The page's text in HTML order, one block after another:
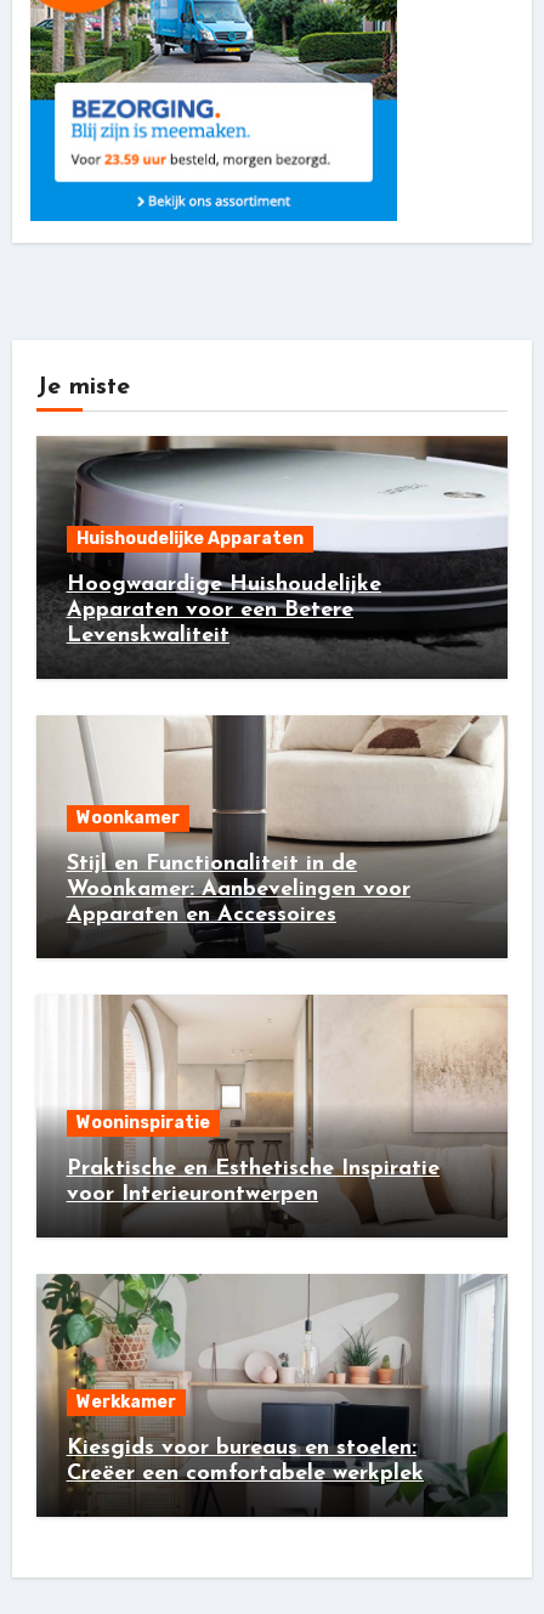
Je miste
Huishoudelijke Apparaten
Hoogwaardige Huishoudelijke
Apparaten voor een Betere
Levenskwaliteit
Woonkamer
Stijl en Functionaliteit in de
Woonkamer: Aanbevelingen voor
Apparaten en Accessoires
Wooninspiratie
Praktische en Esthetische Inspiratie
voor Interieurontwerpen
Werkkamer
Kiesgids voor bureaus en stoelen:
Creëer een comfortabele werkplek